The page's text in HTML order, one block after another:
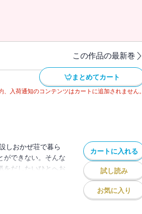
この作品の最新巻
まとめてカート
入荷通知のコンテンツはカートに追加されません。
しおかぜ荘で暮ら
ができない。そんな
をだしたいひとへお
カートに入れる
試し読み
お気に入り